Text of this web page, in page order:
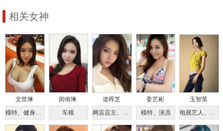
相关女神
文世琳
模特、健身教练
闵侑琳
车模
道晖芝
网店店主、模特
姜艺彬
模特、演员
玉智英
电视艺人、电影演员